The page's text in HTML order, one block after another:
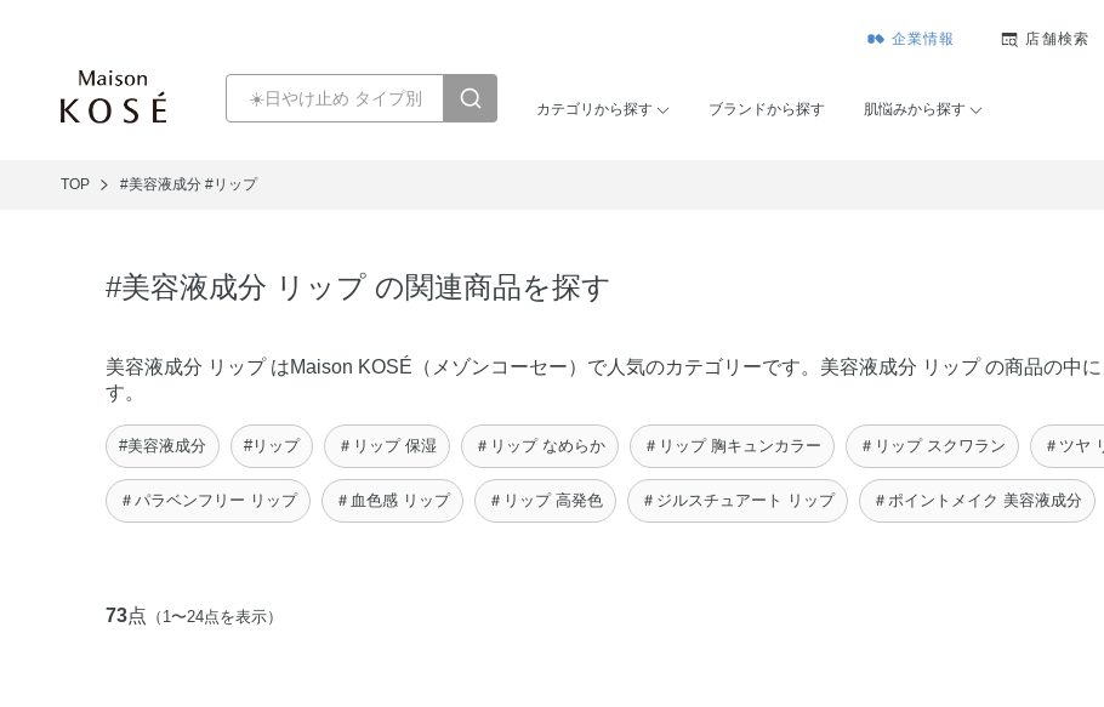
企業情報 店舗検索
カテゴリから探す ブランドから探す 肌悩みから探す
TOP #美容液成分 #リップ
#美容液成分 リップ の関連商品を探す
美容液成分 リップ はMaison KOSÉ（メゾンコーセー）で人気のカテゴリーです。美容液成分 リップ の商品の中
す。
#美容液成分 #リップ ＃リップ 保湿 ＃リップ なめらか ＃リップ 胸キュンカラー ＃リップ スクワラン ＃ツヤ
＃パラベンフリー リップ ＃血色感 リップ ＃リップ 高発色 ＃ジルスチュアート リップ ＃ポイントメイク 美容液成分
73点 （1〜24点を表示）